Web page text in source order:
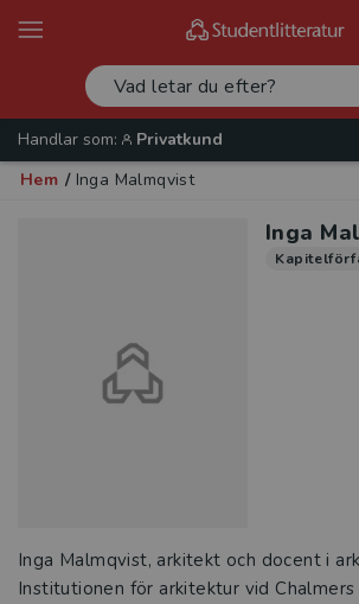
Handlar som:
Privatkund
Hem / Inga Malmqvist
Inga
Inga Malmqvist, arkitekt och docent i
Institutionen för arkitektur vid Chalmers